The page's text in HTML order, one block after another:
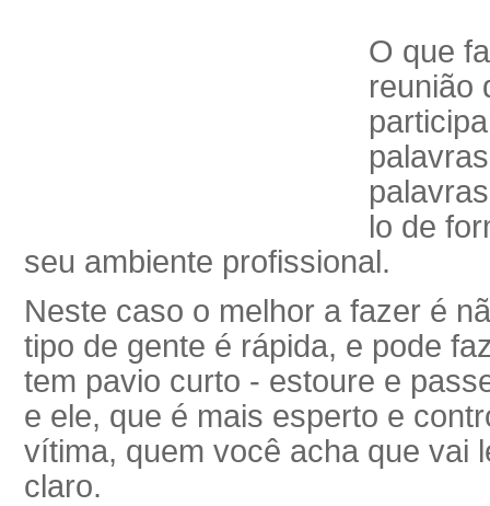
O que
reunião
lo de
seu ambiente profissional.
Neste caso o melhor a fazer é
tipo de gente é rápida, e pode
tem pavio curto - estoure e
e ele, que é mais esperto e
vítima, quem você acha que vai
claro.